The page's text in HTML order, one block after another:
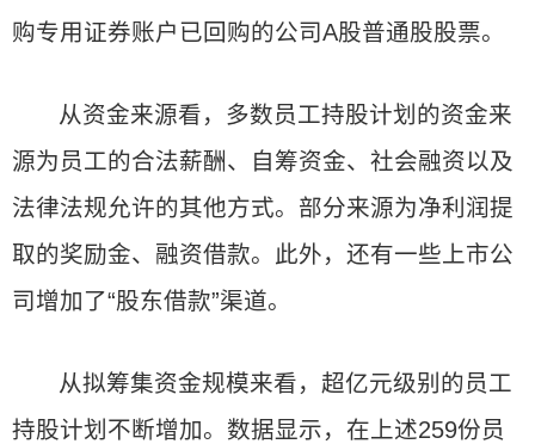
购专用证券账户已回购的公司A股普通股股票。
从资金来源看，多数员工持股计划的资金来
源为员工的合法薪酬、自筹资金、社会融资以及
法律法规允许的其他方式。部分来源为净利润提
取的奖励金、融资借款。此外，还有一些上市公
司增加了“股东借款”渠道。
从拟筹集资金规模来看，超亿元级别的员工
持股计划不断增加。数据显示，在上述259份员